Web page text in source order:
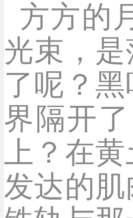
方方的
光束，
了呢？
界隔开
上？在
发达的